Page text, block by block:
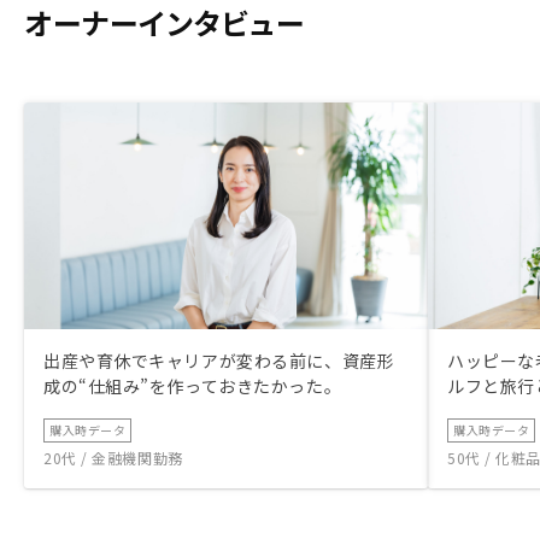
オーナーインタビュー
出産や育休でキャリアが変わる前に、資産形
成の“仕組み”を作っておきたかった。
購入時データ
20代 / 金融機関勤務
ハッピー
ルフと旅
購入時データ
50代 / 化粧